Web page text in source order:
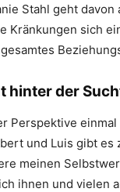
Stahl geht davon
Kränkungen sich
hinter der
Perspektive einmal
und Luis gibt es
meinen
ihnen und vielen